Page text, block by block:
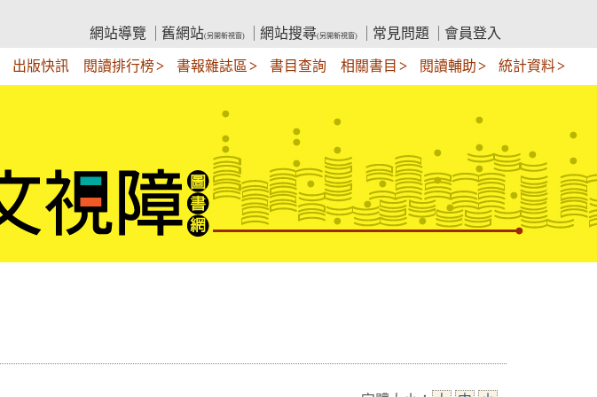
網站導覽
舊網站(另開新視窗) 網站搜尋(另開新視窗) 常見問題 會員登入
出版快訊 閱讀排行榜 書報雜誌區 書目查詢 相關書目 閱讀輔助 統計資料